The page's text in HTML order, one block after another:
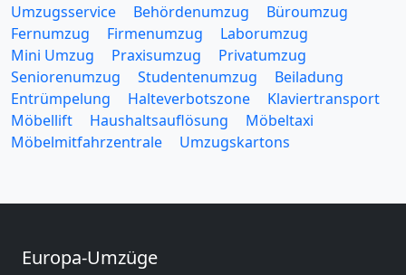
Umzugsservice Behördenumzug
Büroumzug
Fernumzug
Firmenumzug
Laborumzug
Mini Umzug
Praxisumzug
Privatumzug
Seniorenumzug
Studentenumzug
Beiladung
Entrümpelung
Halteverbotszone
Klaviertransport
Möbellift
Haushaltsauflösung
Möbeltaxi
Möbelmitfahrzentrale
Umzugskartons
Europa-Umzüge